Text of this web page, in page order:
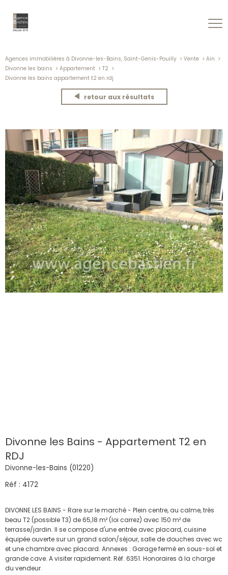
Agences immobilières à Divonne-les-Bains, Saint-Genis-Pouilly Vente
Ain
Divonne les bains
Appartement
T2
Divonne les bains appartement t2 en rdj
retour aux résultats
Divonne les Bains - Appartement T2 en
RDJ
Divonne-les-Bains (01220)
Réf : 4172
DIVONNE LES BAINS - Rare sur le marché - Plein centre, au calme, très
beau T2 (possible T3) de 65,18 m² (loi carrez) avec 150 m² de
terrasse/jardin. Il se compose d'une entrée avec placard, cuisine
équipée ouverte sur un grand salon/séjour, salle de douches avec wc
et une chambre avec placard. Annexes : Garage fermé en sous-sol et
grande cave. A visiter rapidement. Réf. 6351. Honoraires à la charge